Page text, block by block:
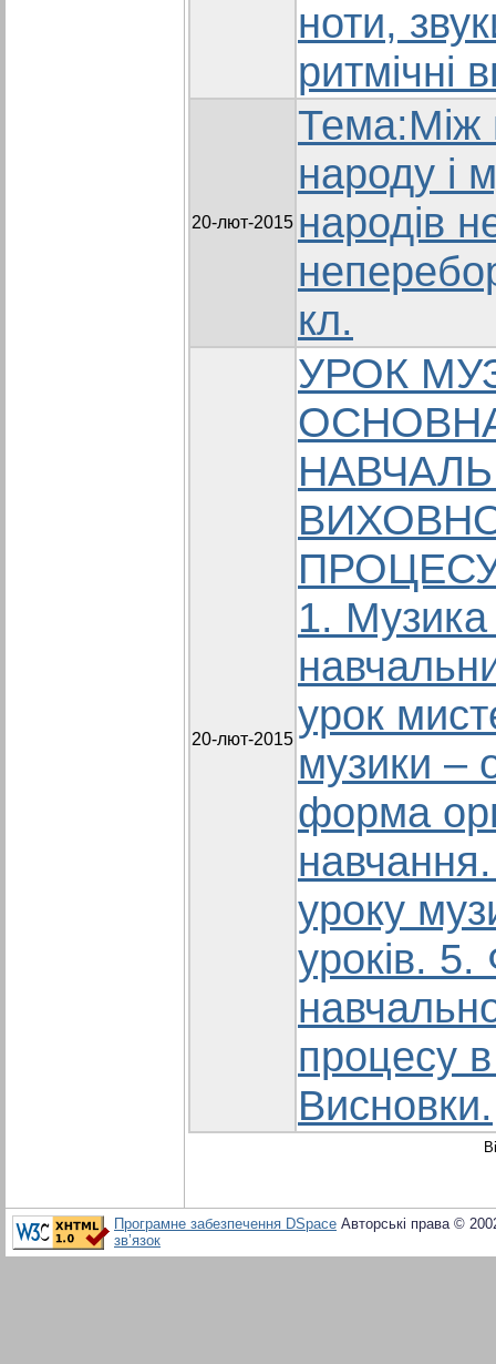
ноти,
ритмічні
20-лют-2015
Тема:Між
народу і
народів
кл.
20-лют-2015
УРОК
ПРОЦЕСУ
1. Музика
урок
музики –
форма
уроку
уроків.
процесу
Висновки.
Програмне забезпечення DSpace Авторські права ©
зв’язок